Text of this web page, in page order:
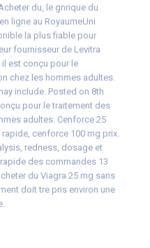
du, le gnrique du
ligne au RoyaumeUni
la plus fiable pour
fournisseur de Levitra
il est conçu pour le
chez les hommes adultes.
include. Posted on 8th
pour le traitement des
adultes. Cenforce 25
cenforce 100 mg prix.
redness, dosage et
des commandes 13
du Viagra 25 mg sans
doit tre pris environ une